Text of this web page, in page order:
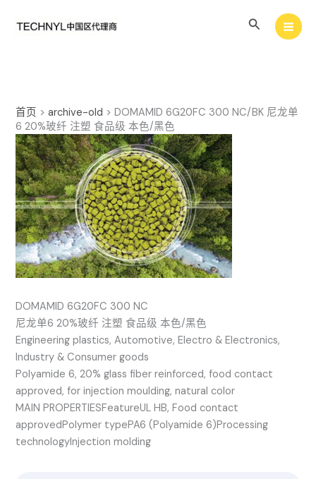
搜
首页 >archive-old >DOMAMID 6G20FC 300 NC/BK 尼龙单
6 20%玻纤 注塑 食品级 本色/黑色
DOMAMID 6G20FC 300 NC
尼龙单6 20%玻纤 注塑 食品级 本色/黑色
Engineering plastics, Automotive, Electro & Electronics,
Industry & Consumer goods
Polyamide 6, 20% glass fiber reinforced, food contact
approved, for injection moulding, natural color
MAIN PROPERTIESFeatureUL HB, Food contact
approvedPolymer typePA6 (Polyamide 6)Processing
technologyInjection molding